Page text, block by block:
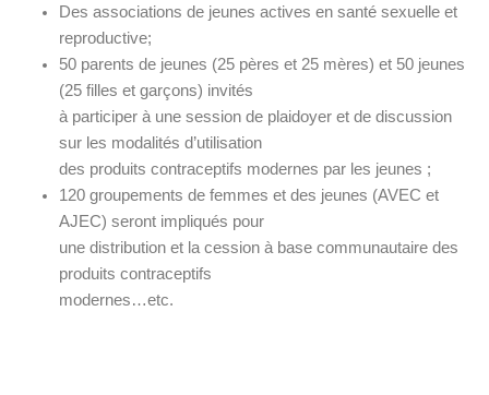
Des associations de jeunes actives en santé sexuelle et
reproductive;
50 parents de jeunes (25 pères et 25 mères) et 50 jeunes
(25 filles et garçons) invités
à participer à une session de plaidoyer et de discussion
sur les modalités d’utilisation
des produits contraceptifs modernes par les jeunes ;
120 groupements de femmes et des jeunes (AVEC et
AJEC) seront impliqués pour
une distribution et la cession à base communautaire des
produits contraceptifs
modernes…etc.